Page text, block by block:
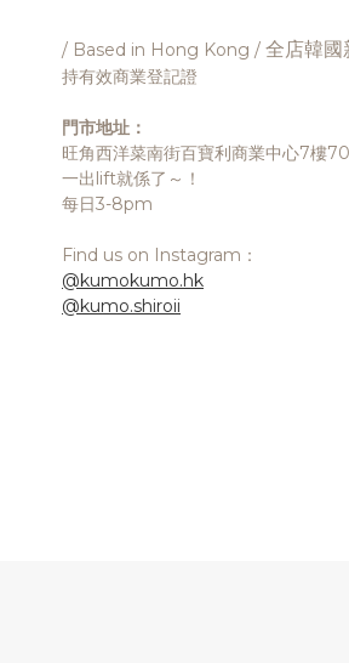
/ Based in Hong Kong / 全店韓國
持有效商業登記證
門市地址：
旺角西洋菜南街百寶利商業中心7樓
一出lift就係了～！
每日3-8pm
Find us on Instagram：
@kumokumo.hk
@kumo.shiroii